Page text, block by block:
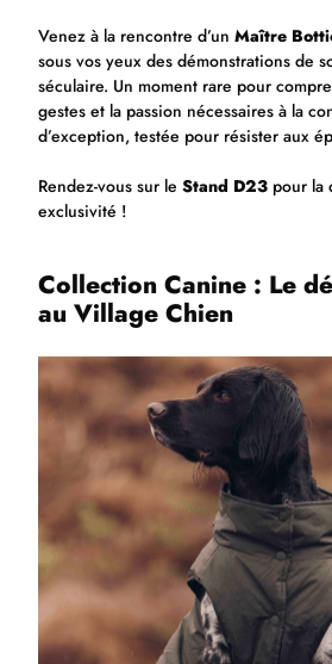
Venez à la rencontre d’un Maître
sous vos yeux des démonstrations de
séculaire. Un moment rare pour
gestes et la passion nécessaires à la
d’exception, testée pour résister aux
Rendez-vous sur le Stand D23 pour la
exclusivité !
Collection Canine : Le
au Village Chien